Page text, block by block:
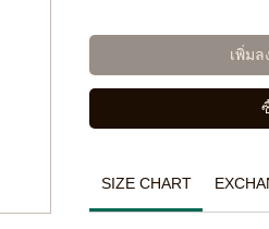
เพิ่มล
SIZE CHART